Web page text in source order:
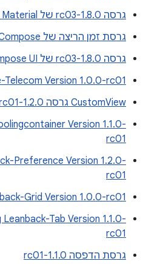
גרסה 1.8.0-rc03 של Compose Material
גרסת זמן הריצה של Compose‏ 1.8.0-rc03
גרסה 1.8.0-rc03 של Compose UI
Telecom Version 1.0.0-rc01
CustomView גרסה 1.2.0-rc01
Version 1.1.0-
rc01
Preference Version 1.2.0-
rc01
Grid Version 1.0.0-rc01
Tab Version 1.1.0-
rc01
גרסת הדפסה 1.1.0-rc01